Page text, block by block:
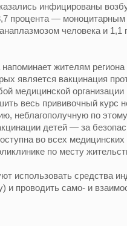
инфицированы
процента — моноцитарным
человека и
жителям
является вакцинация
медицинской организации
весь прививочный курс
неблагополучную по
детей — за
во всех медицинских
по месту
использовать средства
и проводить само- и